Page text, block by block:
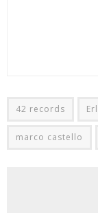
42 records
marco castello